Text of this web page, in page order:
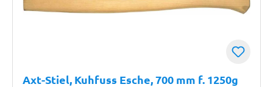
Axt-Stiel, Kuhfuss Esche, 700 mm f. 1250g